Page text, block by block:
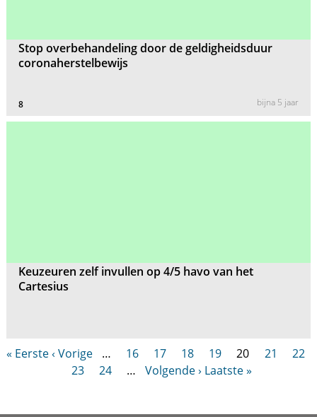
Stop overbehandeling door de geldigheidsduur
coronaherstelbewijs
8 bijna 5 jaar
Keuzeuren zelf invullen op 4/5 havo van het
Cartesius
« Eerste‹ Vorige … 16 17 18 19 20 21
22
23
24 … Volgende › Laatste »